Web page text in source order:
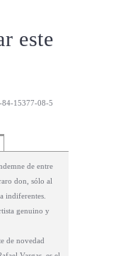
este
84-15377-08-5
de entre
don, sólo al
indiferentes.
genuino y
de novedad